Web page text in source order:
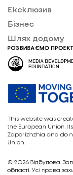
Ексклюзив
Бізнес
Шлях додому
РОЗВИВАЄМО
This website was
the European Union.
Zaporizhzhia and do
Union.
© 2026 Відбудова.
області. Усі права